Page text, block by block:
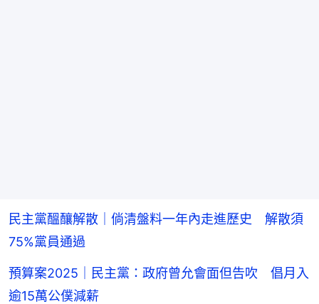
民主黨醞釀解散｜倘清盤料一年內走進歷史 解散須
75%黨員通過
預算案2025｜民主黨：政府曾允會面但告吹 倡月入
逾15萬公僕減薪